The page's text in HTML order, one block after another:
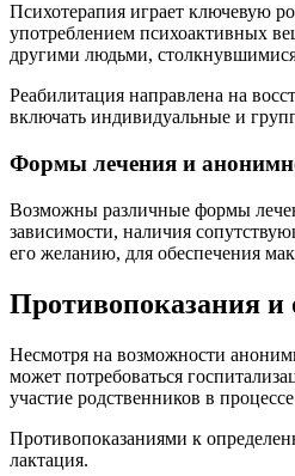
Психотерапия играет ключевую
употреблением психоактивных
другими людьми,
Реабилитация направлена на
включать индивидуальные и
Формы лечения и
Возможны различные формы
зависимости, наличия
его желанию, для обеспечения
Противопоказания и
Несмотря на возможности
может потребоваться
участие родственников в
Противопоказаниями к
лактация.